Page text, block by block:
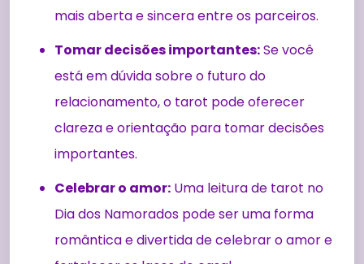
mais aberta e sincera entre os parceiros.
Tomar decisões importantes:Se você
está em dúvida sobre o futuro do
relacionamento, o tarot pode oferecer
clareza e orientação para tomar decisões
importantes.
Celebrar o amor: Uma leitura de tarot no
Dia dos Namorados pode ser uma forma
romântica e divertida de celebrar o amor e